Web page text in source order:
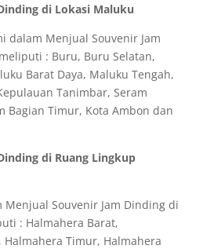
di Lokasi Maluku
dalam Menjual Souvenir Jam
: Buru, Buru Selatan,
Barat Daya, Maluku Tengah,
Tanimbar, Seram
Bagian Timur, Kota Ambon dan
di Ruang Lingkup
Menjual Souvenir Jam Dinding di
: Halmahera Barat,
Halmahera Timur, Halmahera